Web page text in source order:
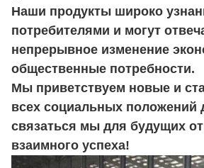
Наши продукты широко
потребителями и могут
непрерывное изменение
общественные потребности.
Мы приветствуем новые и
всех социальных положений
связаться мы для будущих
взаимного успеха!